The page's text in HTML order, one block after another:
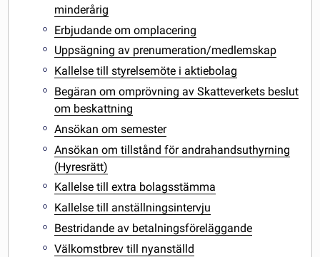
minderårig
Erbjudande om omplacering
Uppsägning av prenumeration/medlemskap
Kallelse till styrelsemöte i aktiebolag
Begäran om omprövning av Skatteverkets beslut
om beskattning
Ansökan om semester
Ansökan om tillstånd för andrahandsuthyrning
(Hyresrätt)
Kallelse till extra bolagsstämma
Kallelse till anställningsintervju
Bestridande av betalningsföreläggande
Välkomstbrev till nyanställd